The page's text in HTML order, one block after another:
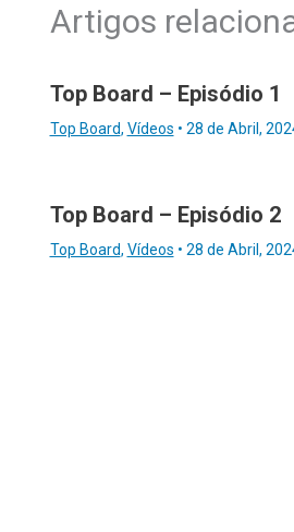
Artigos
Top Board – Episódio 1
Top Board, Vídeos • 28 de Abril,
Top Board – Episódio 2
Top Board, Vídeos • 28 de Abril,